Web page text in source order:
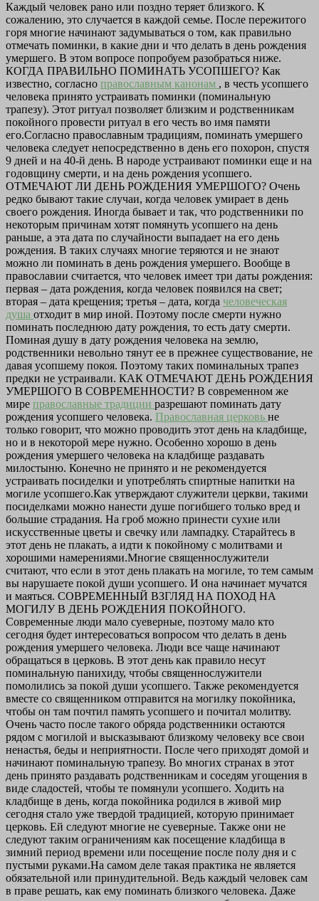
Каждый человек рано или поздно теряет близкого. К
сожалению, это случается в каждой семье. После пережитого
горя многие начинают задумываться о том, как правильно
отмечать поминки, в какие дни и что делать в день рождения
умершего. В этом вопросе попробуем разобраться ниже.
КОГДА ПРАВИЛЬНО ПОМИНАТЬ УСОПШЕГО? Как
известно, согласно православным канонам , в честь усопшего
человека принято устраивать поминки (поминальную
трапезу). Этот ритуал позволяет близким и родственникам
покойного провести ритуал в его честь во имя памяти
его.Согласно православным традициям, поминать умершего
человека следует непосредственно в день его похорон, спустя
9 дней и на 40-й день. В народе устраивают поминки еще и на
годовщину смерти, и на день рождения усопшего.
ОТМЕЧАЮТ ЛИ ДЕНЬ РОЖДЕНИЯ УМЕРШОГО? Очень
редко бывают такие случаи, когда человек умирает в день
своего рождения. Иногда бывает и так, что родственники по
некоторым причинам хотят помянуть усопшего на день
раньше, а эта дата по случайности выпадает на его день
рождения. В таких случаях многие теряются и не знают
можно ли поминать в день рождения умершего. Вообще в
православии считается, что человек имеет три даты рождения:
первая – дата рождения, когда человек появился на свет;
вторая – дата крещения; третья – дата, когда человеческая
душа отходит в мир иной. Поэтому после смерти нужно
поминать последнюю дату рождения, то есть дату смерти.
Поминая душу в дату рождения человека на землю,
родственники невольно тянут ее в прежнее существование, не
давая усопшему покоя. Поэтому таких поминальных трапез
предки не устраивали. КАК ОТМЕЧАЮТ ДЕНЬ РОЖДЕНИЯ
УМЕРШОГО В СОВРЕМЕННОСТИ? В современном же
мире православные традиции разрешают поминать дату
рождения усопшего человека. Православная церковь не
только говорит, что можно проводить этот день на кладбище,
но и в некоторой мере нужно. Особенно хорошо в день
рождения умершего человека на кладбище раздавать
милостыню. Конечно не принято и не рекомендуется
устраивать посиделки и употреблять спиртные напитки на
могиле усопшего.Как утверждают служители церкви, такими
посиделками можно нанести душе погибшего только вред и
большие страдания. На гроб можно принести сухие или
искусственные цветы и свечку или лампадку. Старайтесь в
этот день не плакать, а идти к покойному с молитвами и
хорошими намерениями.Многие священнослужители
считают, что если в этот день плакать на могиле, то тем самым
вы нарушаете покой души усопшего. И она начинает мучатся
и маяться. СОВРЕМЕННЫЙ ВЗГЛЯД НА ПОХОД НА
МОГИЛУ В ДЕНЬ РОЖДЕНИЯ ПОКОЙНОГО.
Современные люди мало суеверные, поэтому мало кто
сегодня будет интересоваться вопросом что делать в день
рождения умершего человека. Люди все чаще начинают
обращаться в церковь. В этот день как правило несут
поминальную панихиду, чтобы священнослужители
помолились за покой души усопшего. Также рекомендуется
вместе со священником отправится на могилку покойника,
чтобы он там почтил память усопшего и почитал молитву.
Очень часто после такого обряда родственники остаются
рядом с могилой и высказывают близкому человеку все свои
ненастья, беды и неприятности. После чего приходят домой и
начинают поминальную трапезу. Во многих странах в этот
день принято раздавать родственникам и соседям угощения в
виде сладостей, чтобы те помянули усопшего. Ходить на
кладбище в день, когда покойника родился в живой мир
сегодня стало уже твердой традицией, которую принимает
церковь. Ей следуют многие не суеверные. Также они не
следуют таким ограничениям как посещение кладбища в
зимний период времени или посещение после полу дня и с
пустыми руками.На самом деле такая практика не является
обязательной или принудительной. Ведь каждый человек сам
в праве решать, как ему поминать близкого человека. Даже